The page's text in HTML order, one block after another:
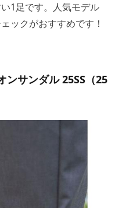
1足です。人気モデル
ックがおすすめです！
ンサンダル 25SS（25